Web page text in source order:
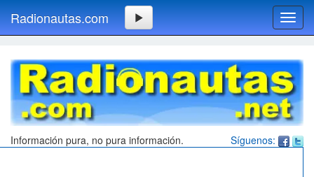
Radionautas.com
Síguenos:
Información pura, no pura información.